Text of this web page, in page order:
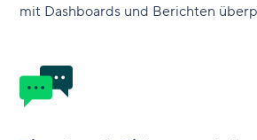
mit Dashboards und Berichten